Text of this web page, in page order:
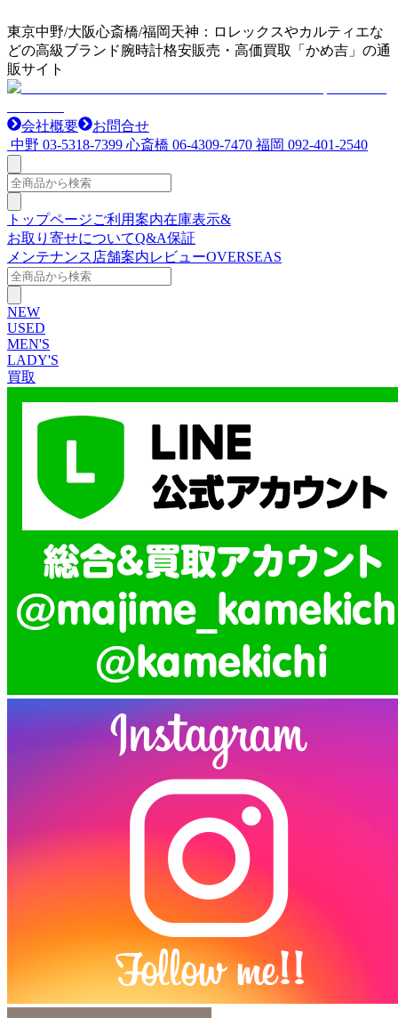
東京中野/大阪心斎橋/福岡天神：ロレックスやカルティエな
どの高級ブランド腕時計格安販売・高価買取「かめ吉」の通
販サイト
会社概要
お問合せ
中野 03-5318-7399 心斎橋 06-4309-7470 福岡 092-401-2540
トップページご利用案内在庫表示&
お取り寄せについてQ&A保証
メンテナンス 店舗案内レビューOVERSEAS
NEW
USED
MEN'S
LADY'S
買取